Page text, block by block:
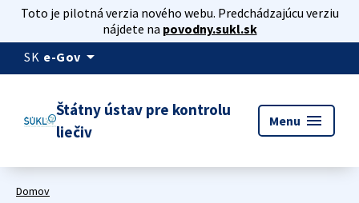
Toto je pilotná verzia nového webu. Predchádzajúcu verziu
nájdete na povodny.sukl.sk
SK e-Gov arrow_drop_down
Štátny ústav pre kontrolu
liečiv
Menu menu
Domov